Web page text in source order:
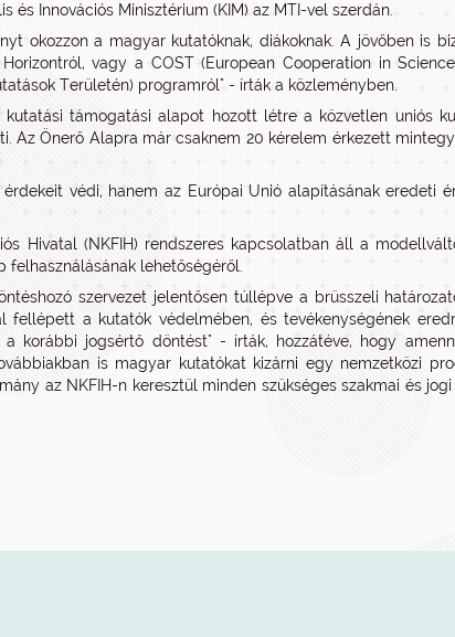
Innovációs Minisztérium (KIM) az MTI-vel szerdán.
okozzon a magyar kutatóknak, diákoknak. A jövőben is
vagy a COST (European Cooperation in
Területén) programról" - írták a közleményben.
támogatási alapot hozott létre a közvetlen uniós
Az Önerő Alapra már csaknem 20 kérelem érkezett
védi, hanem az Európai Unió alapításának eredeti
Hivatal (NKFIH) rendszeres kapcsolatban áll a
lehetőségéről.
szervezet jelentősen túllépve a brüsszeli
a kutatók védelmében, és tevékenységének
korábbi jogsértő döntést" - írták, hozzátéve, hogy
is magyar kutatókat kizárni egy nemzetközi
az NKFIH-n keresztül minden szükséges szakmai és